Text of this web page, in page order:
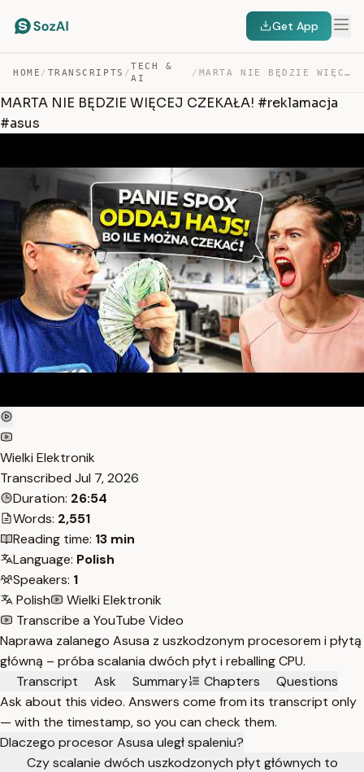
Get App
HOME / TRANSCRIPTS /
TECH &
AI
/ MARTA NIE BĘDZIE WIĘCEJ CZEKAŁA! #REKLAMACJA #ASUS — TRANSCRIPT
MARTA NIE BĘDZIE WIĘCEJ CZEKAŁA! #reklamacja
#asus
Wielki Elektronik
Transcribed Jul 7, 2026
Duration: 26:54
Words: 2,551
Reading time: 13 min
Language: Polish
Speakers: 1
Polish
Wielki Elektronik
Transcribe a YouTube Video
Naprawa zalanego Asusa z uszkodzonym procesorem i płytą
główną – próba scalania dwóch płyt i reballing CPU.
Transcript
Ask Summary Chapters
Questions
Ask about this video. Answers come from its transcript only
— with the timestamp, so you can check them.
Dlaczego procesor Asusa uległ spaleniu?
Czy scalanie dwóch uszkodzonych płyt głównych to